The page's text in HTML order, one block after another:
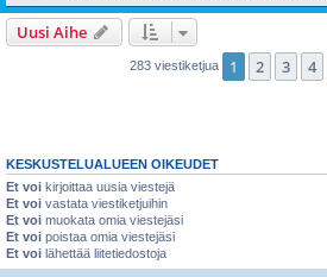
Uusi Aihe
283 viestiketjua 1 2 3 4
KESKUSTELUALUEEN OIKEUDET
Et voi kirjoittaa uusia viestejä
Et voi vastata viestiketjuihin
Et voi muokata omia viestejäsi
Et voi poistaa omia viestejäsi
Et voi lähettää liitetiedostoja